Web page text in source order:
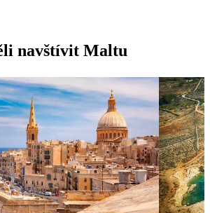
navštívit Maltu